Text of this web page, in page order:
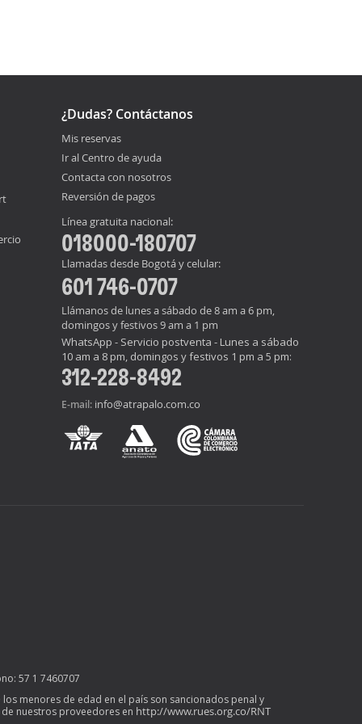
¿Dudas? Contáctanos
Mis reservas
Ir al Centro de ayuda
Contacta con nosotros
Reversión de pagos
Línea gratuita nacional:
018000-180707
Llamadas desde Bogotá y celular:
601 746-0707
Llámanos de lunes a sábado de 8 am a 6 pm,
domingos y festivos 9 am a 1 pm
WhatsApp - Servicio postventa - Lunes a sábado
10 am a 8 pm, domingos y festivos 1 pm a 5 pm:
312-228-8492
E-mail: info@atrapalo.com.co
57 1 7460707
menores de edad en el país son sancionados penal y
nuestros proveedores en http://www.rues.org.co/RNT